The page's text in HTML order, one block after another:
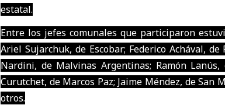
estatal.
Entre los jefes comunales que participaron
Ariel Sujarchuk, de Escobar; Federico Achával,
Nardini, de Malvinas Argentinas; Ramón
Curutchet, de Marcos Paz; Jaime Méndez, de
otros.